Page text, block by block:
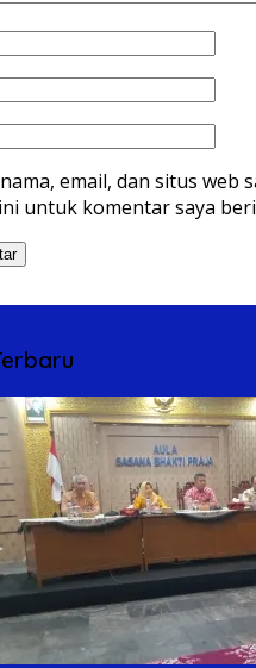
email, dan situs web
untuk komentar saya